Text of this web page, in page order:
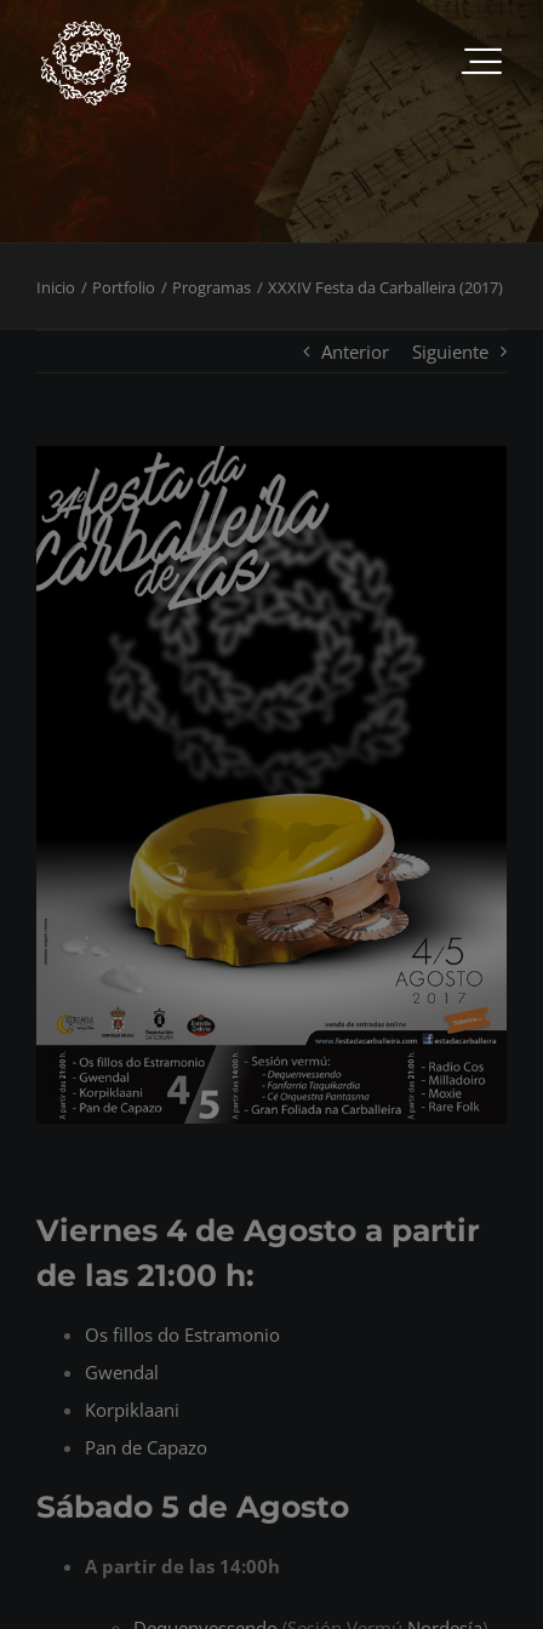
contenido
Inicio Portfolio Programas XXXIV Festa da Carballeira (2017)
Anterior Siguiente
Larger
Image
Viernes 4 de Agosto a partir
de las 21:00 h:
Os fillos do Estramonio
Gwendal
Korpiklaani
Pan de Capazo
Sábado 5 de Agosto
A partir de las 14:00h